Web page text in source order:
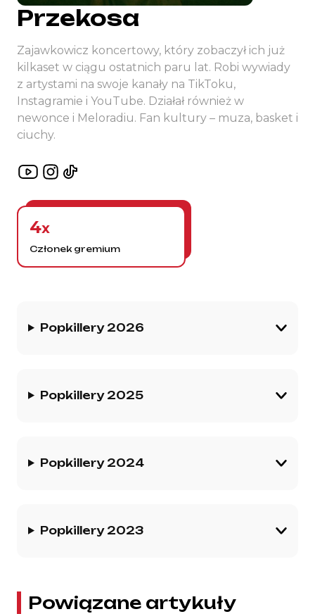
Przekosa
Zajawkowicz koncertowy, który zobaczył ich już
kilkaset w ciągu ostatnich paru lat. Robi wywiady
z artystami na swoje kanały na TikToku,
Instagramie i YouTube. Działał również w
newonce i Meloradiu. Fan kultury – muza, basket i
ciuchy.
4x
Członek gremium
Popkillery 2026
Popkillery 2025
Popkillery 2024
Popkillery 2023
Powiązane artykuły